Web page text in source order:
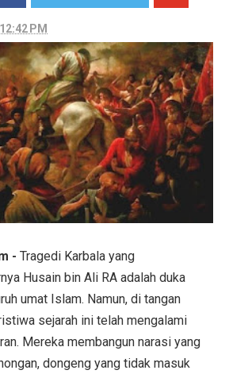
12:42 PM
- Tragedi Karbala yang
Husain bin Ali RA adalah duka
umat Islam. Namun, di tangan
sejarah ini telah mengalami
Mereka membangun narasi yang
dongeng yang tidak masuk